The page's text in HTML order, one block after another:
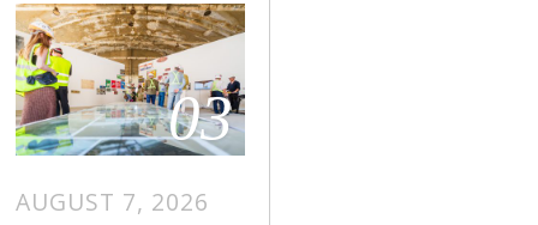
03
AUGUST 7, 2026